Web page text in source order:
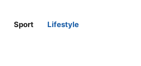
Sport Lifestyle